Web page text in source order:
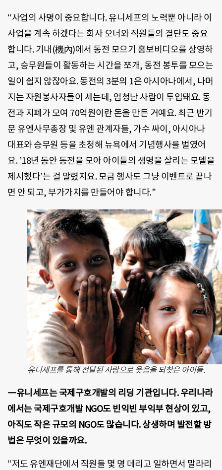
“사업의 사명이 중요합니다. 유니세프의 노력뿐 아니라 이
사업을 계속 하겠다는 회사 오너와 직원들의 결단도 중요
합니다. 기내(機內)에서 동전 모으기 홍보비디오를 상영하
고, 승무원들이 활동하는 시간을 쪼개, 동전 봉투를 모으는
일이 쉽지 않잖아요. 동전의 3분의 1은 아시아나에서, 나머
지는 자원봉사자들이 세는데, 엄청난 사람이 투입돼요. 동
전과 지폐가 모여 70억원이란 돈을 만든 거예요. 최근 반기
문 유엔사무총장 및 유엔 관계자들, 가수 싸이, 아시아나
대표와 승무원 등을 초청해 뉴욕에서 기념행사를 벌였어
요. ’18년 동안 동전을 모아 아이들의 생명을 살리는 모델을
제시했다’는 걸 알렸지요. 모금 행사도 그냥 이벤트로 끝나
면 안 되고, 부가가치를 만들어야 합니다.”
유니세프를 통해 전달된 사랑으로 웃음을 되찾은 아이들.
―유니세프는 국제구호개발의 리딩 기관입니다. 우리나라
에서는 국제구호개발 NGO도 빈익빈 부익부 현상이 있고,
아직도 작은 규모의 NGO도 많습니다. 상생하며 발전할 방
법은 무엇이 있을까요.
“저도 유엔재단에서 직원들 몇 명 데리고 일하면서 말라리